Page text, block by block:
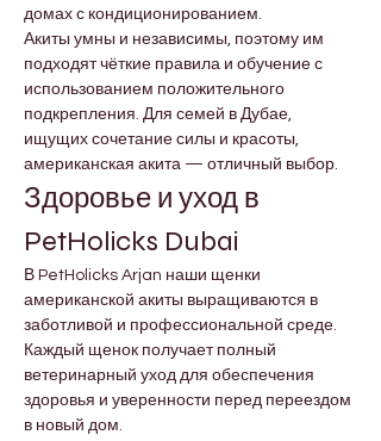
домах с кондиционированием.
Акиты умны и независимы, поэтому им
подходят чёткие правила и обучение с
использованием положительного
подкрепления. Для семей в Дубае,
ищущих сочетание силы и красоты,
американская акита — отличный выбор.
Здоровье и уход в
PetHolicks Dubai
В PetHolicks Arjan наши щенки
американской акиты выращиваются в
заботливой и профессиональной среде.
Каждый щенок получает полный
ветеринарный уход для обеспечения
здоровья и уверенности перед переездом
в новый дом.